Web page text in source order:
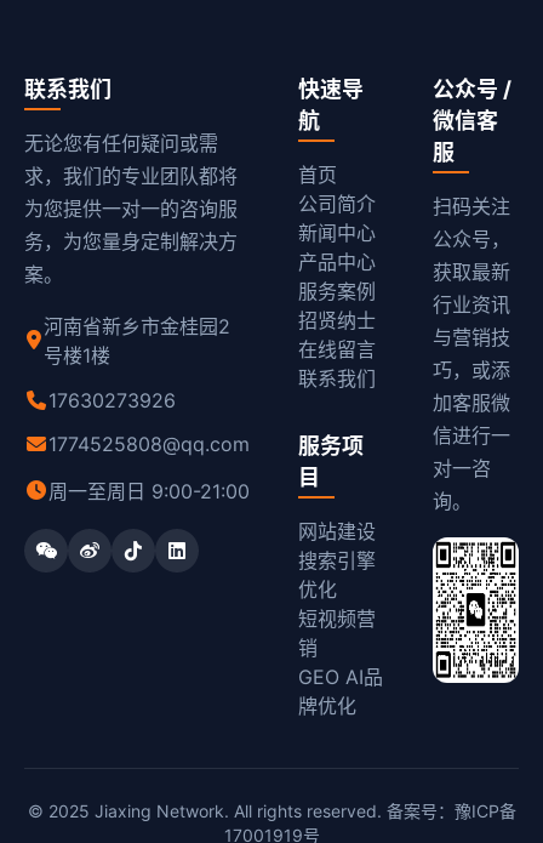
联系我们
无论您有任何疑问或需
求，我们的专业团队都将
为您提供一对一的咨询服
务，为您量身定制解决方
案。
河南省新乡市金桂园2
号楼1楼
17630273926
1774525808@qq.com
周一至周日 9:00-21:00
快速导
航
首页
公司简介
新闻中心
产品中心
服务案例
招贤纳士
在线留言
联系我们
服务项
目
网站建设
搜索引擎
优化
短视频营
销
GEO AI品
牌优化
公众号 /
微信客
服
扫码关注
公众号，
获取最新
行业资讯
与营销技
巧，或添
加客服微
信进行一
对一咨
询。
© 2025 Jiaxing Network. All rights reserved. 备案号： 豫ICP备
17001919号